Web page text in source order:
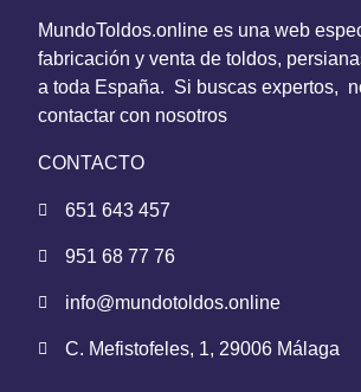
MundoToldos.online es una web
fabricación y venta de toldos,
a toda España. Si buscas expertos,
contactar con nosotros
CONTACTO
651 643 457
951 68 77 76
info@mundotoldos.online
C. Mefistofeles, 1, 29006 Málaga